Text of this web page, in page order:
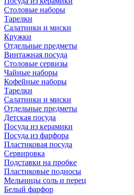
Столовые наборы
Тарелки
Салатники и миски
Кружки
Отдельные предметы
Винтажная посуда
Столовые сервизы
Чайные наборы
Кофейные наборы
Тарелки
Салатники и миски
Отдельные предметы
Детская посуда
Посуда из керамики
Посуда из фарфора
Пластиковая посуда
Сервировка
Подставки на пробке
Пластиковые подносы
Мельницы соль и перец
Белый фарфор